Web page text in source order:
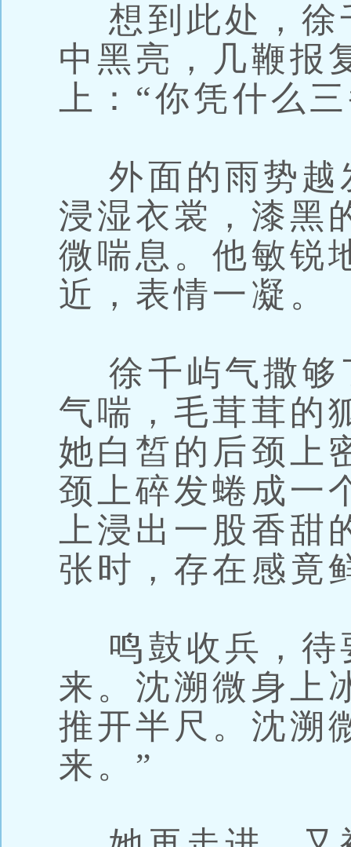
想到此处，徐
中黑亮，几鞭报
上：“你凭什么
外面的雨势越
浸湿衣裳，漆黑
微喘息。他敏锐
近，表情一凝。
徐千屿气撒够
气喘，毛茸茸的
她白皙的后颈上
颈上碎发蜷成一
上浸出一股香
张时，存在感竟
鸣鼓收兵，待
来。沈溯微身上
推开半尺。沈溯
来。”